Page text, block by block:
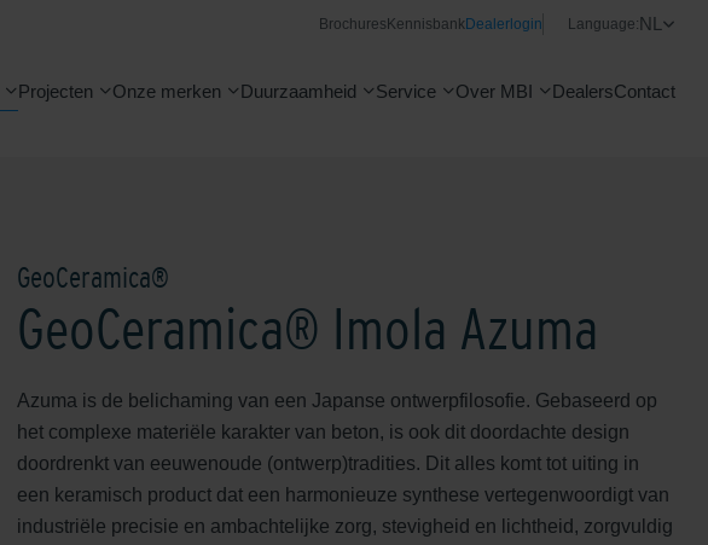
Brochures KennisbankDealerlogin Language:NL
Projecten Onze merken Duurzaamheid Service Over MBI DealersContact
GeoCeramica®
GeoCeramica® Imola Azuma
Azuma is de belichaming van een Japanse ontwerpfilosofie. Gebaseerd op
het complexe materiële karakter van beton, is ook dit doordachte design
doordrenkt van eeuwenoude (ontwerp)tradities. Dit alles komt tot uiting in
een keramisch product dat een harmonieuze synthese vertegenwoordigt van
industriële precisie en ambachtelijke zorg, stevigheid en lichtheid, zorgvuldig